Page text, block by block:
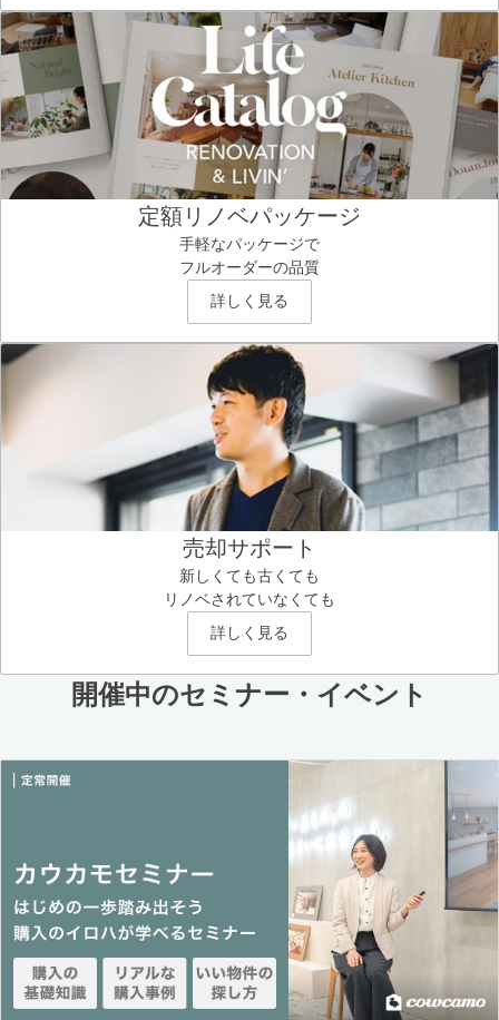
定額リノベパッケージ
手軽なパッケージで
フルオーダーの品質
詳しく見る
売却サポート
新しくても古くても
リノベされていなくても
詳しく見る
開催中のセミナー・イベント